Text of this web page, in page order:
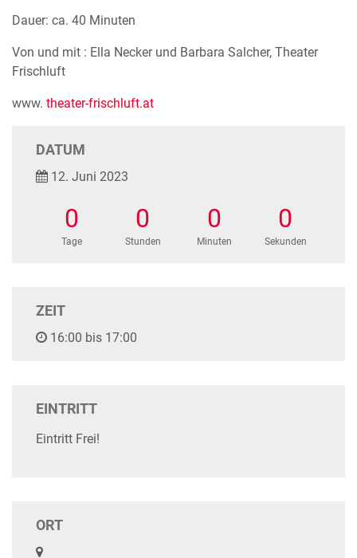
Dauer: ca. 40 Minuten
Von und mit : Ella Necker und Barbara Salcher, Theater
Frischluft
www. theater-frischluft.at
DATUM
12. Juni 2023
0
Tage
0
Stunden
0
Minuten
0
Sekunden
ZEIT
16:00 bis 17:00
EINTRITT
Eintritt Frei!
ORT